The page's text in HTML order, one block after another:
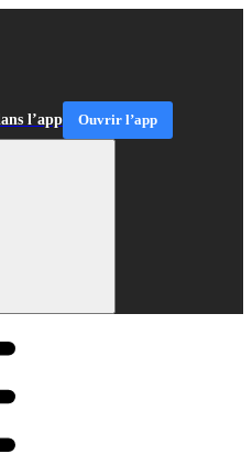
l’app Ouvrir l’app